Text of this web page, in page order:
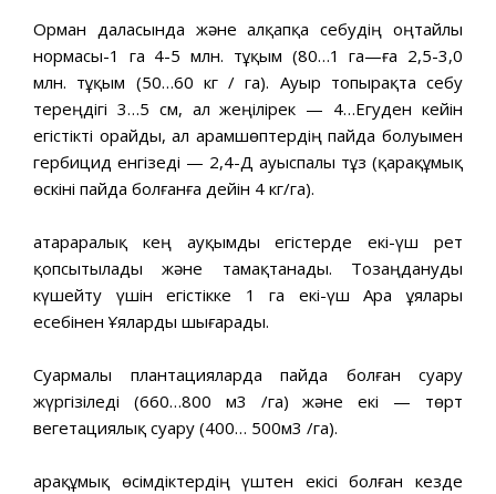
Орман даласында және алқапқа себудің оңтайлы
нормасы-1 га 4-5 млн. тұқым (80…1 га—ға 2,5-3,0
млн. тұқым (50…60 кг / га). Ауыр топырақта себу
тереңдігі 3…5 см, ал жеңілірек — 4…Егуден кейін
егістікті орайды, ал арамшөптердің пайда болуымен
гербицид енгізеді — 2,4-Д ауыспалы тұз (қарақұмық
өскіні пайда болғанға дейін 4 кг/га).
Қатараралық кең ауқымды егістерде екі-үш рет
қопсытылады және тамақтанады. Тозаңдануды
күшейту үшін егістікке 1 га екі-үш Ара ұялары
есебінен Ұяларды шығарады.
Суармалы плантацияларда пайда болған суару
жүргізіледі (660…800 м3 /га) және екі — төрт
вегетациялық суару (400… 500м3 /га).
Қарақұмық өсімдіктердің үштен екісі болған кезде